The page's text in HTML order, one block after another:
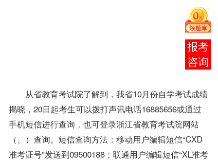
从省教育考试院了解到，我省10月份自学考试成绩
揭晓，20日起考生可以拨打声讯电话16885656或通过
手机短信进行查询，也可登录浙江省教育考试院网站
（、 ）查询。短信查询方法：移动用户编辑短信“CXD
准考证号”发送到09500188；联通用户编辑短信“XL准考
报考
咨询